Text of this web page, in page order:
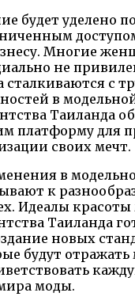
будет уделено
Многие
не
сталкиваются с
в
Таиланда
платформу для
своих мечт.
в
к
Идеалы
Таиланда
новых
будут отражать
моды.